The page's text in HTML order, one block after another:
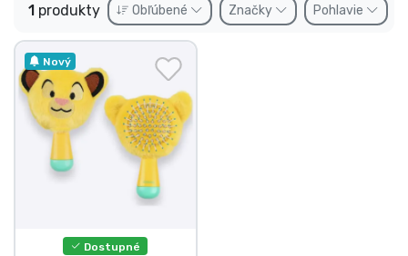
1 produkty Obľúbené Značky Pohlavie
Nový
Dostupné
Outlet produkty
Preprava a platba
Zoradiť podľa série
Zoradiť podľa filmov